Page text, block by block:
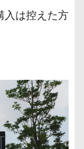
入は控えた方